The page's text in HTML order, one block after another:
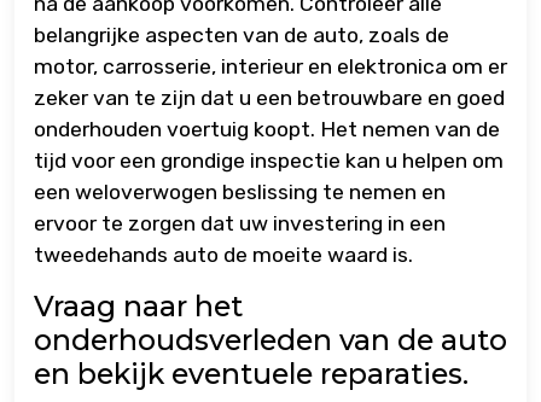
belangrijke aspecten van de auto, zoals de
motor, carrosserie, interieur en elektronica om er
zeker van te zijn dat u een betrouwbare en goed
onderhouden voertuig koopt. Het nemen van de
tijd voor een grondige inspectie kan u helpen om
een weloverwogen beslissing te nemen en
ervoor te zorgen dat uw investering in een
tweedehands auto de moeite waard is.
Vraag naar het
onderhoudsverleden van de auto
en bekijk eventuele reparaties.